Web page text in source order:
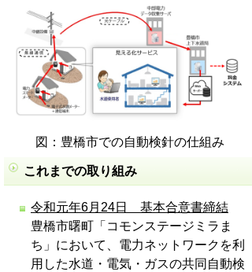
図：豊橋市での自動検針の仕組み
これまでの取り組み
令和元年6月24日 基本合意書締結
豊橋市曙町「コモンステージミラま
ち」において、電力ネットワークを利
用した水道・電気・ガスの共同自動検